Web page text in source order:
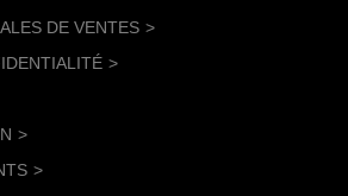
DE VENTES